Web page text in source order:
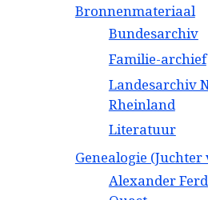
Bronnenmateriaal
Bundesarchiv
Familie-archief
Landesarchiv
Rheinland
Literatuur
Genealogie
Alexander